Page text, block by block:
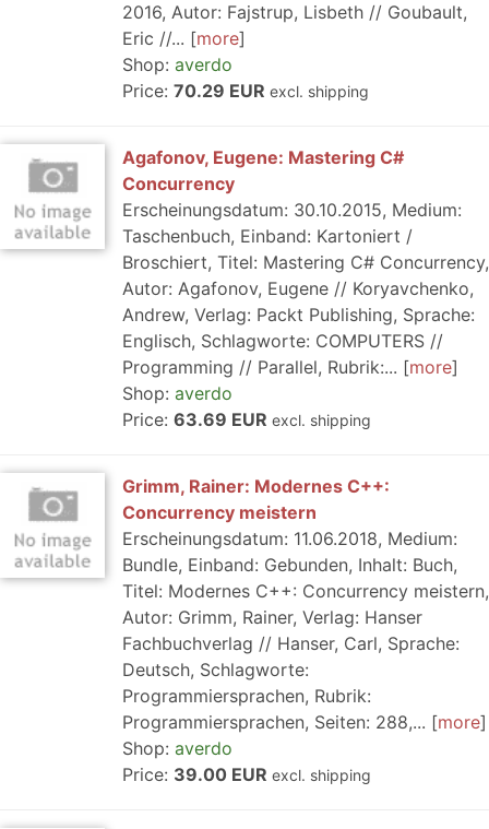
2016, Autor: Fajstrup, Lisbeth // Goubault,
Eric //...
more
Shop: averdo
Price: 70.29 EUR excl. shipping
Agafonov, Eugene: Mastering C#
Concurrency
Erscheinungsdatum: 30.10.2015, Medium:
Taschenbuch, Einband: Kartoniert /
Broschiert, Titel: Mastering C# Concurrency,
Autor: Agafonov, Eugene // Koryavchenko,
Andrew, Verlag: Packt Publishing, Sprache:
Englisch, Schlagworte: COMPUTERS //
Programming // Parallel, Rubrik:...
more
Shop: averdo
Price: 63.69 EUR excl. shipping
Grimm, Rainer: Modernes C++:
Concurrency meistern
Erscheinungsdatum: 11.06.2018, Medium:
Bundle, Einband: Gebunden, Inhalt: Buch,
Titel: Modernes C++: Concurrency meistern,
Autor: Grimm, Rainer, Verlag: Hanser
Fachbuchverlag // Hanser, Carl, Sprache:
Deutsch, Schlagworte:
Programmiersprachen, Rubrik:
Programmiersprachen, Seiten: 288,...
more
Shop: averdo
Price: 39.00 EUR excl. shipping